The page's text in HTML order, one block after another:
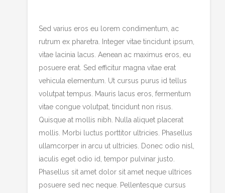
Sed varius eros eu lorem condimentum, ac
rutrum ex pharetra. Integer vitae tincidunt ipsum,
vitae lacinia lacus. Aenean ac maximus eros, eu
posuere erat. Sed efficitur magna vitae erat
vehicula elementum. Ut cursus purus id tellus
volutpat tempus. Mauris lacus eros, fermentum
vitae congue volutpat, tincidunt non risus.
Quisque at mollis nibh. Nulla aliquet placerat
mollis. Morbi luctus porttitor ultricies. Phasellus
ullamcorper in arcu ut ultricies. Donec odio nisl,
iaculis eget odio id, tempor pulvinar justo.
Phasellus sit amet dolor sit amet neque ultrices
posuere sed nec neque. Pellentesque cursus